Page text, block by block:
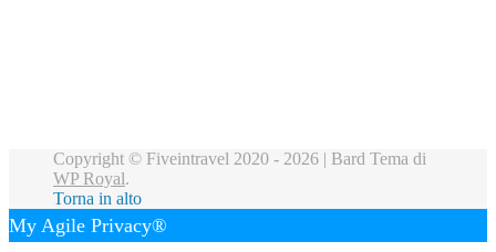
Copyright © Fiveintravel 2020 - 2026 | Bard Tema di
WP Royal.
Torna in alto
My Agile Privacy®